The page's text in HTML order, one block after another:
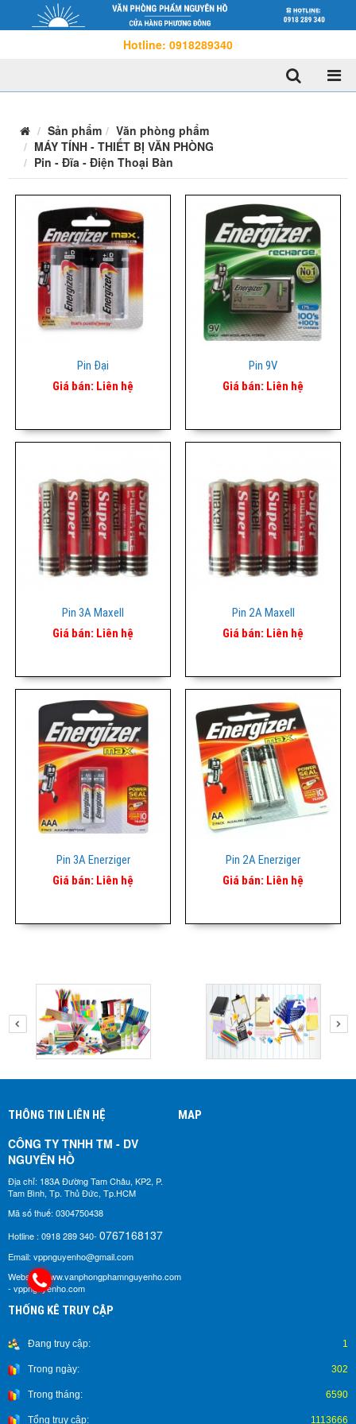
Hotline: 0918289340
Sản phẩm
Văn phòng phẩm
MÁY TÍNH - THIẾT BỊ VĂN PHÒNG
Pin - Đĩa - Điện Thoại Bàn
Pin Đại
Giá bán: Liên hệ
Pin 9V
Giá bán: Liên hệ
Pin 3A Maxell
Giá bán: Liên hệ
Pin 2A Maxell
Giá bán: Liên hệ
Pin 3A Enerziger
Giá bán: Liên hệ
Pin 2A Enerziger
Giá bán: Liên hệ
THÔNG TIN LIÊN HỆ
CÔNG TY TNHH TM - DV
NGUYÊN HỒ​
Địa chỉ: 183A Đường Tam Châu, KP2, P.
Tam Bình, Tp. Thủ Đức, Tp.HCM
Mã số thuế: 0304750438
Hotline : 0918 289 340- 0767168137
Email: vppnguyenho@gmail.com
Website: www.vanphongphamnguyenho.com
- vppnguyenho.com
MAP
THỐNG KÊ TRUY CẬP
Đang truy cập: 1
Trong ngày: 302
Trong tháng: 6590
Tổng truy cập: 1113666